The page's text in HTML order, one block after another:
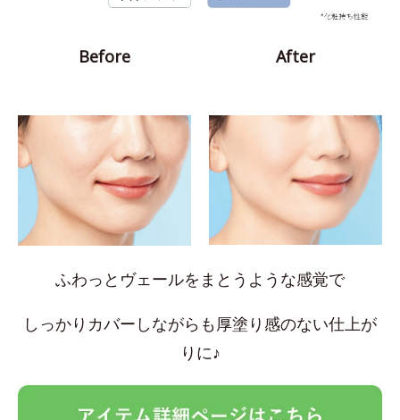
Before After
ふわっとヴェールをまとうような感覚で
しっかりカバーしながらも厚塗り感のない仕上が
りに♪